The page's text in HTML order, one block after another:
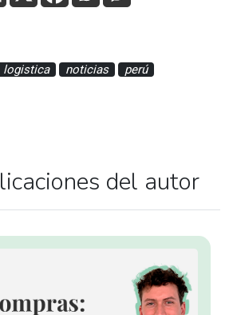
logistica noticias perú
del autor